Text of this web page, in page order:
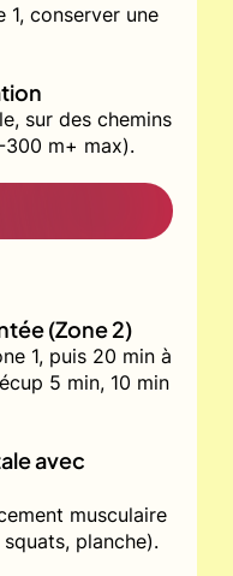
1, conserver une
sur des chemins
m+ max).
(Zone 2)
1, puis 20 min à
5 min, 10 min
avec
musculaire
planche).